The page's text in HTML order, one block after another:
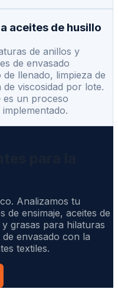
aceites de husillo
de anillos y
de envasado
llenado, limpieza de
viscosidad por lote.
un proceso
Analizamos tu
ensimaje, aceites de
grasas para hilaturas
envasado con la
textiles.